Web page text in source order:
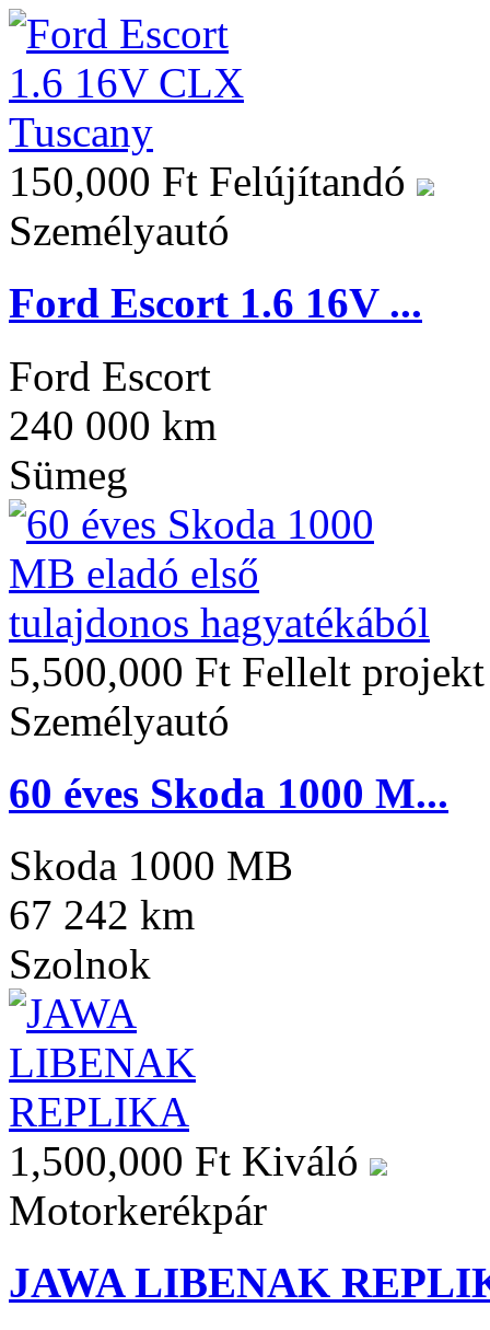
150,000 Ft Felújítandó
Személyautó
Ford Escort 1.6 16V ...
Ford Escort
240 000 km
Sümeg
5,500,000 Ft Fellelt
Személyautó
60 éves Skoda 1000 M...
Skoda 1000 MB
67 242 km
Szolnok
1,500,000 Ft Kiváló
Motorkerékpár
JAWA LIBENAK